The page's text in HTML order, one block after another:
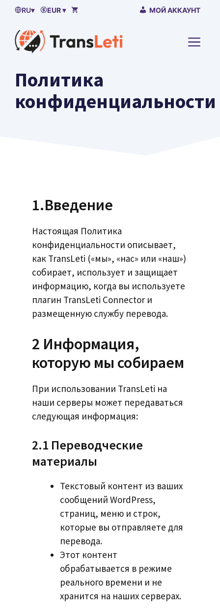
Пропустить
RU▾ EUR ▾ МОЙ АККАУНТ
Политика
конфиденциальности
1.Введение
Настоящая Политика
конфиденциальности описывает,
как TransLeti («мы», «нас» или «наш»)
собирает, использует и защищает
информацию, когда вы используете
плагин TransLeti Connector и
размещенную службу перевода.
2 Информация,
которую мы собираем
При использовании TransLeti на
наши серверы может передаваться
следующая информация:
2.1 Переводческие
материалы
Текстовый контент из ваших
сообщений WordPress,
страниц, меню и строк,
которые вы отправляете для
перевода.
Этот контент
обрабатывается в режиме
реального времени и не
хранится на наших серверах.